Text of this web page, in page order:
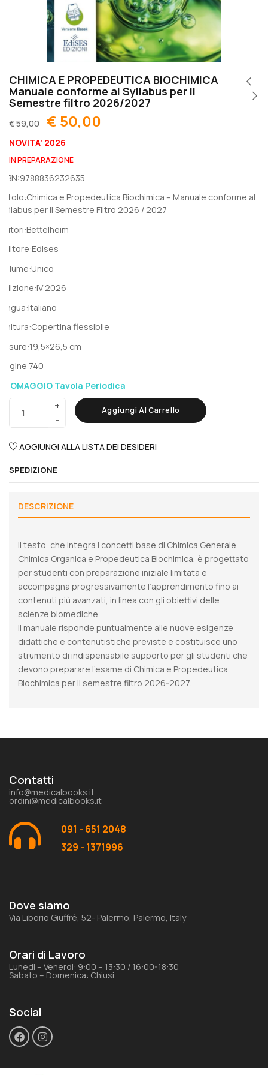
CHIMICA E PROPEDEUTICA BIOCHIMICA
Manuale conforme al Syllabus per il
Semestre filtro 2026/2027
€59,00 € 50,00
NOVITA’ 2026
IN PREPARAZIONE
ISBN:9788836232635
Titolo:Chimica e Propedeutica Biochimica – Manuale conforme al
Syllabus per il Semestre Filtro 2026 / 2027
Autori:Bettelheim
Editore:Edises
Volume:Unico
Edizione:IV 2026
Lingua:Italiano
Finitura:Copertina flessibile
Misure:19,5×26,5 cm
Pagine 740
IN OMAGGIO Tavola Periodica
Aggiungi Al Carrello
AGGIUNGI ALLA LISTA DEI DESIDERI
SPEDIZIONE
DESCRIZIONE
Il testo, che integra i concetti base di Chimica Generale,
Chimica Organica e Propedeutica Biochimica, è progettato
per studenti con preparazione iniziale limitata e
accompagna progressivamente l’apprendimento fino ai
contenuti più avanzati, in linea con gli obiettivi delle
scienze biomediche.
Il manuale risponde puntualmente alle nuove esigenze
didattiche e contenutistiche previste e costituisce uno
strumento di indispensabile supporto per gli studenti che
devono preparare l’esame di Chimica e Propedeutica
Biochimica per il semestre filtro 2026-2027.
Contatti
info@medicalbooks.it
ordini@medicalbooks.it
091 - 651 2048
329 - 1371996
Dove siamo
Via Liborio Giuffrè, 52- Palermo, Palermo, Italy
Orari di Lavoro
Lunedi – Venerdi: 9:00 – 13:30 / 16:00-18:30
Sabato – Domenica: Chiusi
Social